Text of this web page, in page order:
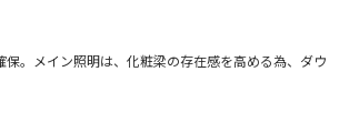
保。メイン照明は、化粧梁の存在感を高める為、ダウ